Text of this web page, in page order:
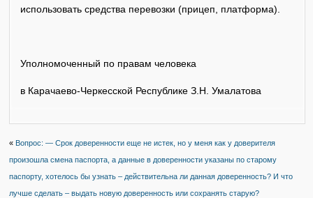
использовать средства перевозки (прицеп, платформа).
Уполномоченный по правам человека
в Карачаево-Черкесской Республике З.Н. Умалатова
« Вопрос: — Срок доверенности еще не истек, но у меня как у доверителя
произошла смена паспорта, а данные в доверенности указаны по старому
паспорту, хотелось бы узнать – действительна ли данная доверенность? И что
лучше сделать – выдать новую доверенность или сохранять старую?